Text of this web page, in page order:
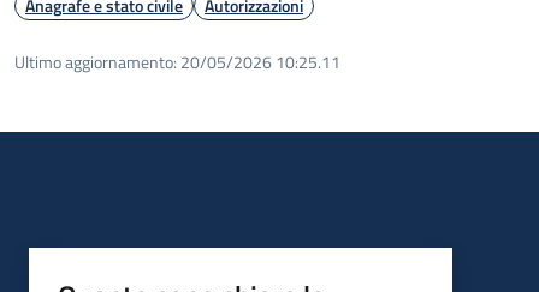
Ultimo aggiornamento: 20/05/2026 10:25.11